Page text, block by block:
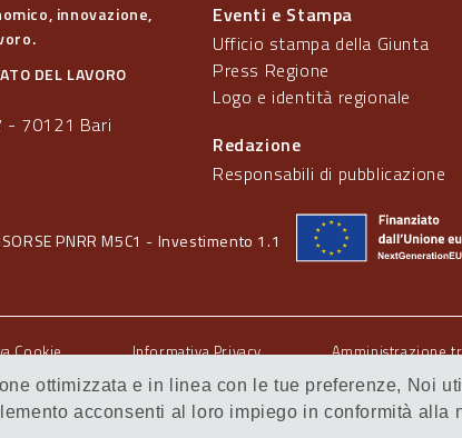
ottimizzata e in linea con le tue preferenze, Noi
acconsenti al loro impiego in conformità alla
innovazione,
DEL LAVORO
- 70121 Bari
Eventi e Stampa
Ufficio stampa della Giunta
Press Regione
Logo e identità regionale
Redazione
Responsabili di pubblicazione
PNRR M5C1 - Investimento 1.1
Cookie Informativa Privacy Amministrazione